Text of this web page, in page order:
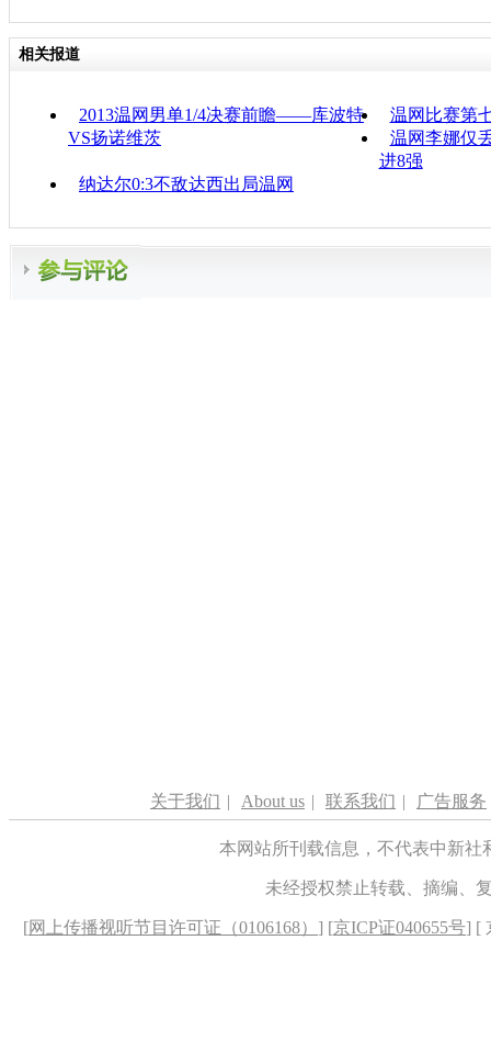
相关报道
2013温网男单1/4决赛前瞻——库波特
VS扬诺维茨
温网比赛第
温网李娜仅
进8强
纳达尔0:3不敌达西出局温网
关于我们 | About us | 联系我们 | 广告服务
本网站所刊载信息，不代表中新
未经授权禁止转载、摘编、
[网上传播视听节目许可证（0106168） ] [京ICP证040655号] [